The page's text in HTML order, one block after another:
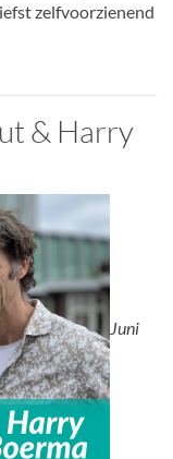
zelfvoorzienend
& Harry
Juni